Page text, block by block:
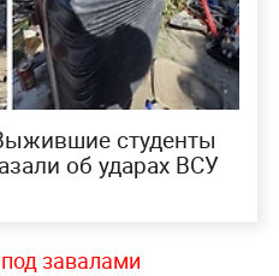
студенты
об ударах ВСУ
завалами